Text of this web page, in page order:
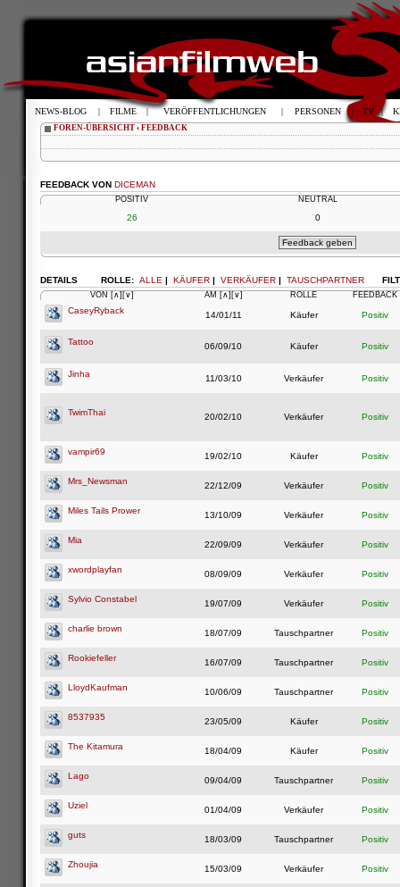
FOREN-ÜBERSICHT ‹ FEEDBACK
FEEDBACK VON DICEMAN
POSITIV NEUTRAL
26 0
ROLLE: ALLE | KÄUFER | VERKÄUFER | TAUSCHPARTNER
DETAILS
VON [∧] [∨] AM [∧] [∨] ROLLE FEEDBACK
CaseyRyback 14/01/11 Käufer Positiv
Tattoo 06/09/10 Käufer Positiv
Jinha 11/03/10 Verkäufer Positiv
TwimThai 20/02/10 Verkäufer Positiv
vampir69 19/02/10 Käufer Positiv
Mrs_Newsman 22/12/09 Verkäufer Positiv
Miles Tails Prower 13/10/09 Verkäufer Positiv
Mia 22/09/09 Verkäufer Positiv
xwordplayfan 08/09/09 Verkäufer Positiv
Sylvio Constabel 19/07/09 Verkäufer Positiv
charlie brown 18/07/09 Tauschpartner Positiv
Rookiefeller 16/07/09 Tauschpartner Positiv
LloydKaufman 10/06/09 Tauschpartner Positiv
8537935 23/05/09 Käufer Positiv
The Kitamura 18/04/09 Käufer Positiv
Lago 09/04/09 Tauschpartner Positiv
Uziel 01/04/09 Verkäufer Positiv
guts 18/03/09 Tauschpartner Positiv
Zhoujia 15/03/09 Verkäufer Positiv
NEWS-BLOG | FILME | VERÖFFENTLICHUNGEN | PERSONEN | TV |